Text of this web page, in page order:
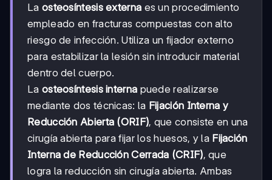
La osteosíntesis externa es un procedimiento
empleado en fracturas compuestas con alto
riesgo de infección. Utiliza un fijador externo
para estabilizar la lesión sin introducir material
dentro del cuerpo.
La osteosíntesis interna puede realizarse
mediante dos técnicas: la Fijación Interna y
Reducción Abierta (ORIF), que consiste en una
cirugía abierta para fijar los huesos, y la Fijación
Interna de Reducción Cerrada (CRIF), que
logra la reducción sin cirugía abierta. Ambas